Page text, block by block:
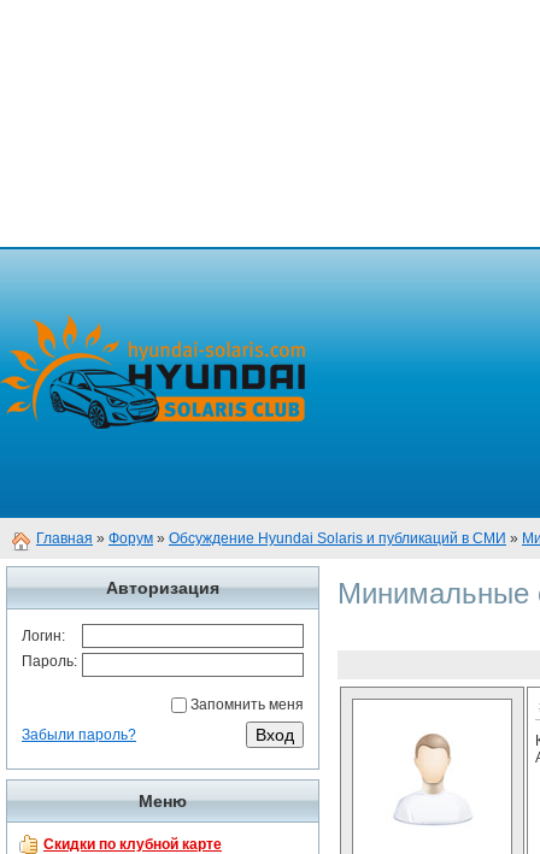
Главная » Форум » Обсуждение Hyundai Solaris и публикаций в СМИ »
Авторизация
Логин:
Пароль:
Запомнить меня
Забыли пароль?
Меню
Скидки по клубной карте
Минимальные